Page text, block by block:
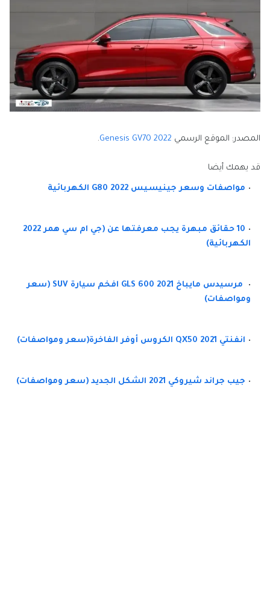
المصدر: الموقع الرسمي Genesis GV70 2022
.
قد يهمك أيضا
مواصفات وسعر جينيسيس G80 2022 الكهربائية
10 حقائق مبهرة يجب معرفتها عن (جي ام سي همر 2022
الكهربائية)
مرسيدس مايباخ GLS 600 2021 افخم سيارة SUV (سعر
ومواصفات)
انفنتي QX50 2021 الكروس أوفر الفاخرة(سعر ومواصفات)
جيب جراند شيروكي 2021 الشكل الجديد (سعر ومواصفات)